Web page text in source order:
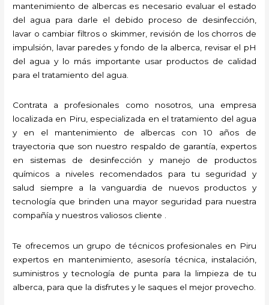
mantenimiento de albercas es necesario evaluar el estado
del agua para darle el debido proceso de desinfección,
lavar o cambiar filtros o skimmer, revisión de los chorros de
impulsión, lavar paredes y fondo de la alberca, revisar el pH
del agua y lo más importante usar productos de calidad
para el tratamiento del agua.
Contrata a profesionales como nosotros, una empresa
localizada en Piru, especializada en el tratamiento del agua
y en el mantenimiento de albercas con 10 años de
trayectoria que son nuestro respaldo de garantía, expertos
en sistemas de desinfección y manejo de productos
químicos a niveles recomendados para tu seguridad y
salud siempre a la vanguardia de nuevos productos y
tecnología que brinden una mayor seguridad para nuestra
compañía y nuestros valiosos cliente .
Te ofrecemos un grupo de técnicos profesionales en Piru
expertos en mantenimiento, asesoría técnica, instalación,
suministros y tecnología de punta para la limpieza de tu
alberca, para que la disfrutes y le saques el mejor provecho.